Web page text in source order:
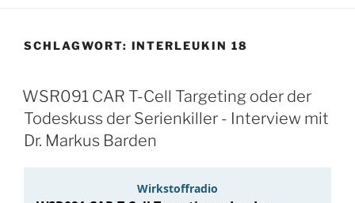
SCHLAGWORT: INTERLEUKIN 18
WSR091 CAR T-Cell Targeting oder der
Todeskuss der Serienkiller - Interview mit
Dr. Markus Barden